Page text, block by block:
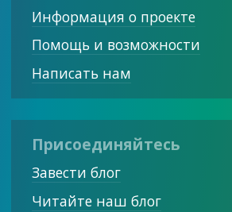
Информация о проекте
Помощь и возможности
Написать нам
Присоединяйтесь
Завести блог
Читайте наш блог